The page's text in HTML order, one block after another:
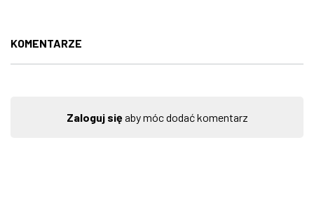
KOMENTARZE
Zaloguj sięaby móc dodać komentarz